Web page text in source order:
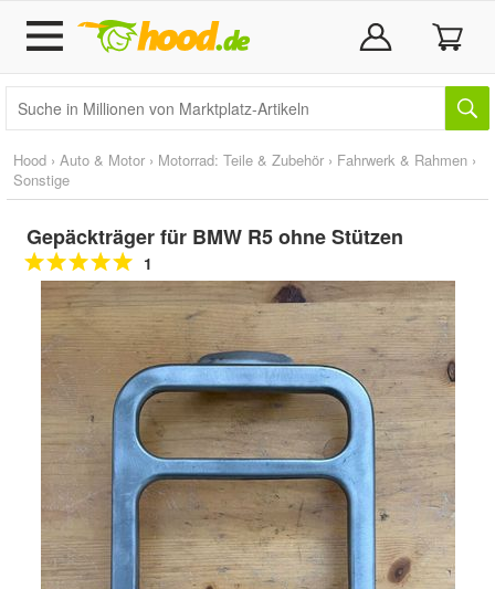
Hood › Auto & Motor › Motorrad: Teile & Zubehör › Fahrwerk & Rahmen ›
Sonstige
Gepäckträger für BMW R5 ohne Stützen
1